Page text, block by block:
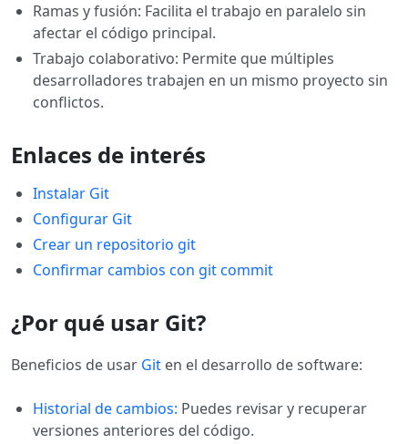
Ramas y fusión: Facilita el trabajo en paralelo sin
afectar el código principal.
Trabajo colaborativo: Permite que múltiples
desarrolladores trabajen en un mismo proyecto sin
conflictos.
Enlaces de interés
Instalar Git
Configurar Git
Crear un repositorio git
Confirmar cambios con git commit
¿Por qué usar Git?
Beneficios de usar Git en el desarrollo de software:
Historial de cambios: Puedes revisar y recuperar
versiones anteriores del código.